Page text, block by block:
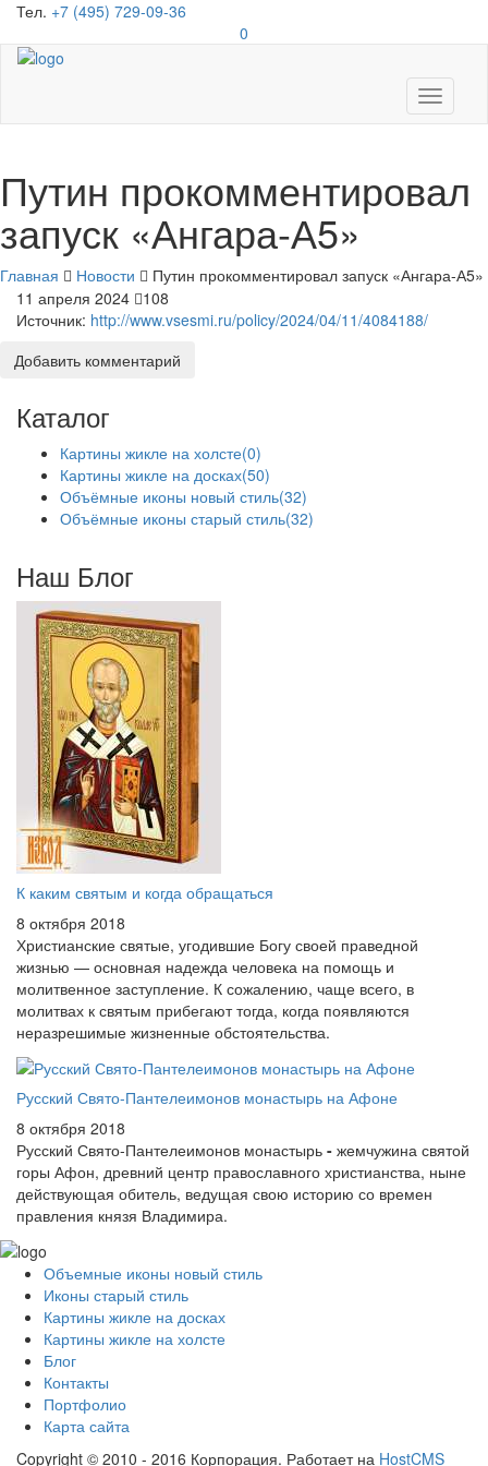
Тел. +7 (495) 729-09-36
0
Toggle
Путин прокомментировал
запуск «Ангара-А5»
Главная Новости
Путин прокомментировал запуск «Ангара-А5»
11 апреля 2024
108
Источник: http://www.vsesmi.ru/policy/2024/04/11/4084188/
Добавить комментарий
Каталог
Картины жикле на холсте(0)
Картины жикле на досках(50)
Объёмные иконы новый стиль(32)
Объёмные иконы старый стиль(32)
Наш Блог
К каким святым и когда обращаться
8 октября 2018
Христианские святые, угодившие Богу своей праведной
жизнью — основная надежда человека на помощь и
молитвенное заступление. К сожалению, чаще всего, в
молитвах к святым прибегают тогда, когда появляются
неразрешимые жизненные обстоятельства.
Русский Свято-Пантелеимонов монастырь на Афоне
8 октября 2018
Русский Свято-Пантелеимонов монастырь - жемчужина святой
горы Афон, древний центр православного христианства, ныне
действующая обитель, ведущая свою историю со времен
правления князя Владимира.
Объемные иконы новый стиль
Иконы старый стиль
Картины жикле на досках
Картины жикле на холсте
Блог
Контакты
Портфолио
Карта сайта
Copyright © 2010 - 2016 Корпорация. Работает на HostCMS